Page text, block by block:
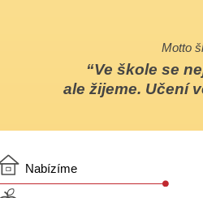
Motto
Ve škole se
ale žijeme. Učení
Nabízíme